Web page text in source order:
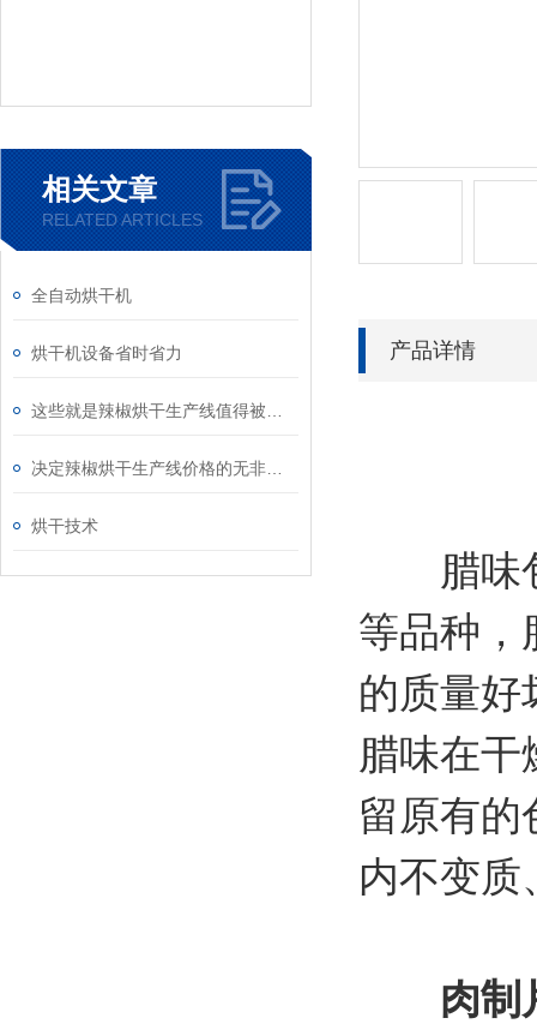
相关文章
RELATED ARTICLES
全自动烘干机
烘干机设备省时省力
烘干技术
产品详情
腊味包
等品种，
的质量好
腊味在
留原有的
内不变质
肉制